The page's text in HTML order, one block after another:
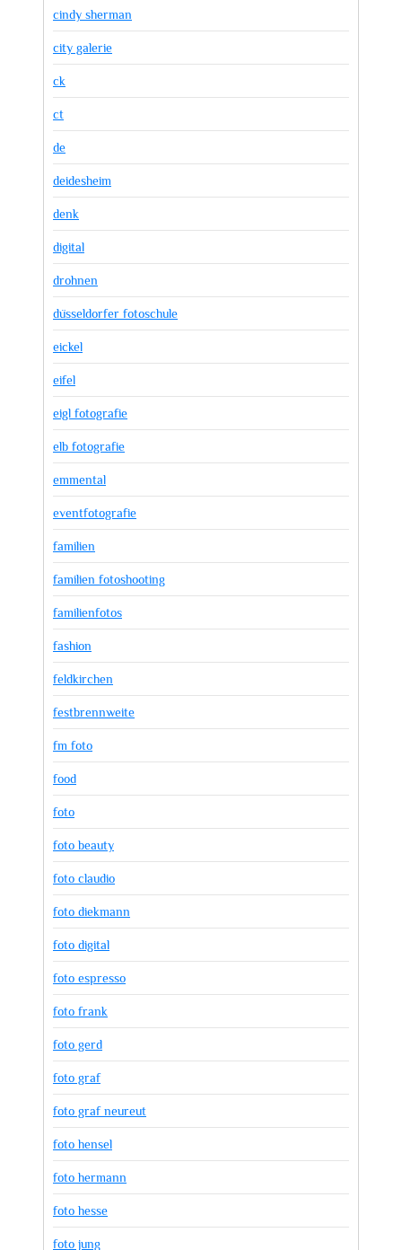
cindy sherman
city galerie
ck
ct
de
deidesheim
denk
digital
drohnen
düsseldorfer fotoschule
eickel
eifel
eigl fotografie
elb fotografie
emmental
eventfotografie
familien
familien fotoshooting
familienfotos
fashion
feldkirchen
festbrennweite
fm foto
food
foto
foto beauty
foto claudio
foto diekmann
foto digital
foto espresso
foto frank
foto gerd
foto graf
foto graf neureut
foto hensel
foto hermann
foto hesse
foto jung